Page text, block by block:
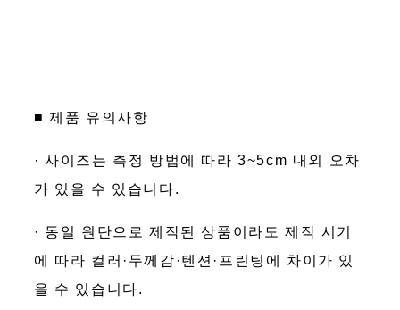
■ 제품 유의사항
· 사이즈는 측정 방법에 따라 3~5cm 내외 오차
가 있을 수 있습니다.
· 동일 원단으로 제작된 상품이라도 제작 시기
에 따라 컬러·두께감·텐션·프린팅에 차이가 있
을 수 있습니다.